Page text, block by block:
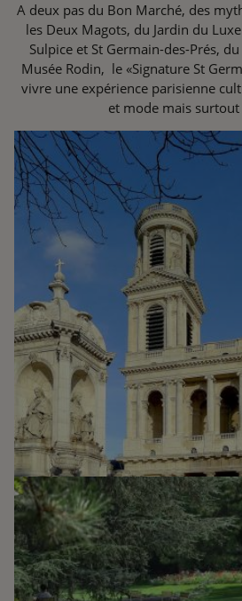
A deux pas du Bon Marché, des
les Deux Magots, du Jardin du
Sulpice et St Germain-des-Prés,
Musée Rodin, le «Signature St
vivre une expérience parisienne
et mode mais